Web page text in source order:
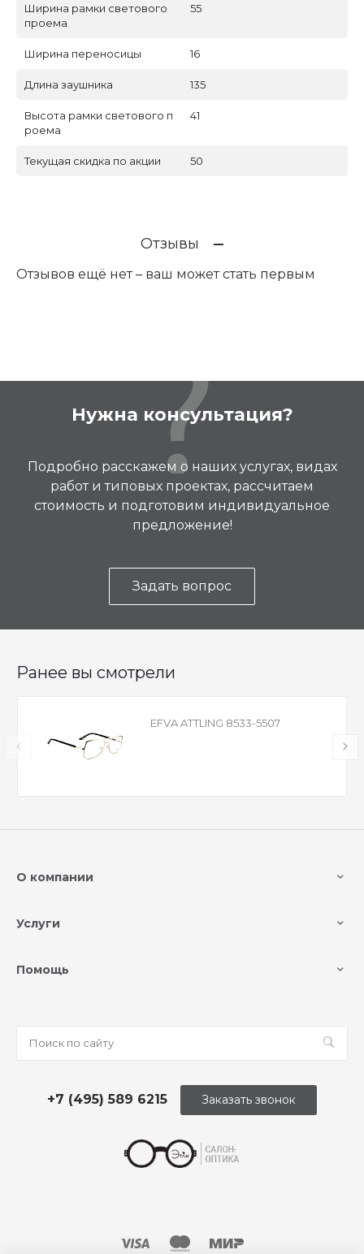
Ширина рамки светового
проема
55
Ширина переносицы 16
Длина заушника 135
Высота рамки светового п
роема
41
Текущая скидка по акции 50
Отзывы
Отзывов ещё нет – ваш может стать первым
Нужна консультация?
Подробно расскажем о наших услугах, видах
работ и типовых проектах, рассчитаем
стоимость и подготовим индивидуальное
предложение!
Задать вопрос
Ранее вы смотрели
EFVA ATTLING 8533-5507
О компании
Услуги
Помощь
+7 (495) 589 6215 Заказать звонок